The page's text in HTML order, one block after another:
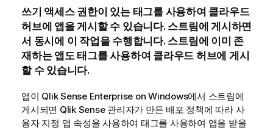
쓰기 액세스 권한이 있는 태그를 사용하여 클라우드
허브에 앱을 게시할 수 있습니다. 스트림에 게시하면
서 동시에 이 작업을 수행합니다. 스트림에 이미 존
재하는 앱도 태그를 사용하여 클라우드 허브에 게시
할 수 있습니다.
앱이 Qlik Sense Enterprise on Windows에서 스트림에
게시되면 Qlik Sense관리자가 만든 배포 정책에 따라 사
용자 지정 앱 속성을 사용하여 태그를 사용하여 앱을 받을